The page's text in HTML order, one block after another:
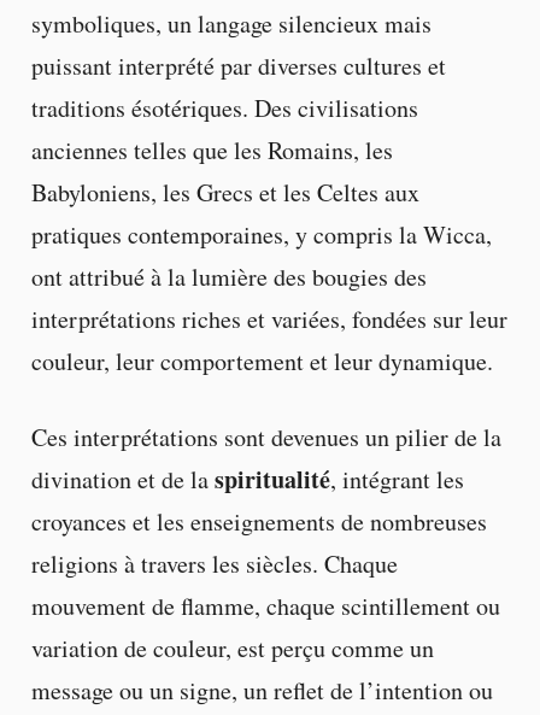
symboliques, un langage silencieux mais
puissant interprété par diverses cultures et
traditions ésotériques. Des civilisations
anciennes telles que les Romains, les
Babyloniens, les Grecs et les Celtes aux
pratiques contemporaines, y compris la Wicca,
ont attribué à la lumière des bougies des
interprétations riches et variées, fondées sur leur
couleur, leur comportement et leur dynamique.
Ces interprétations sont devenues un pilier de la
divination et de laspiritualité, intégrant les
croyances et les enseignements de nombreuses
religions à travers les siècles. Chaque
mouvement de flamme, chaque scintillement ou
variation de couleur, est perçu comme un
message ou un signe, un reflet de l’intention ou